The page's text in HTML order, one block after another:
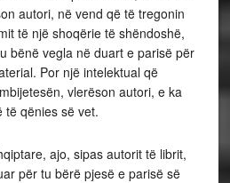
autori, në vend që të tregonin
të një shoqërie të shëndoshë,
bënë vegla në duart e parisë për
Por një intelektual që
vlerëson autori, e ka
të qënies së vet.
ajo, sipas autorit të librit,
për tu bërë pjesë e parisë së